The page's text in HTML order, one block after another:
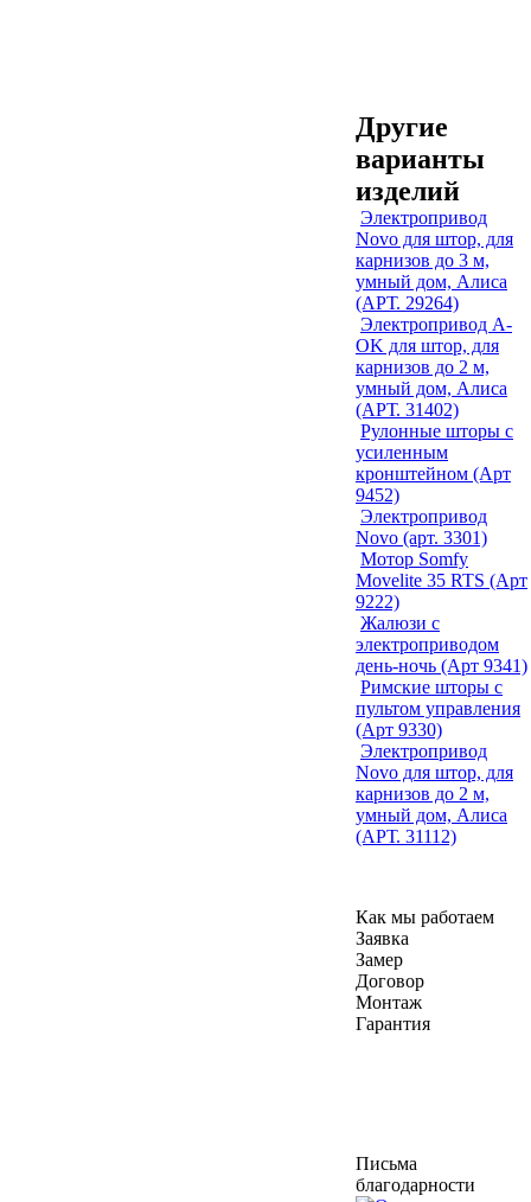
Другие
варианты
изделий
Электропривод
Novo для штор, для
карнизов до 3 м,
умный дом, Алиса
(АРТ. 29264)
Электропривод A-
OK для штор, для
карнизов до 2 м,
умный дом, Алиса
(АРТ. 31402)
Рулонные шторы с
усиленным
кронштейном (Арт
9452)
Электропривод
Novo (арт. 3301)
Мотор Somfy
Movelite 35 RTS (Арт
9222)
Жалюзи с
электроприводом
день-ночь (Арт 9341)
Римские шторы с
пультом управления
(Арт 9330)
Электропривод
Novo для штор, для
карнизов до 2 м,
умный дом, Алиса
(АРТ. 31112)
Как мы работаем
Заявка
Замер
Договор
Монтаж
Гарантия
Письма
благодарности